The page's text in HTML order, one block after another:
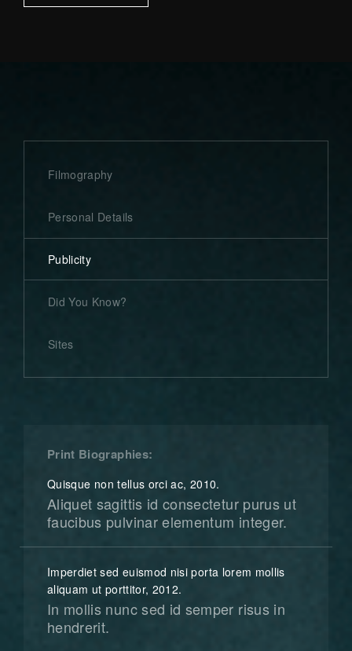
Filmography
Personal Details
Publicity
Did You Know?
Sites
Print Biographies
Quisque non tellus orci ac, 2010.
Aliquet sagittis id consectetur purus ut
faucibus pulvinar elementum integer.
Imperdiet sed euismod nisi porta lorem mollis
aliquam ut porttitor, 2012.
In mollis nunc sed id semper risus in
hendrerit.